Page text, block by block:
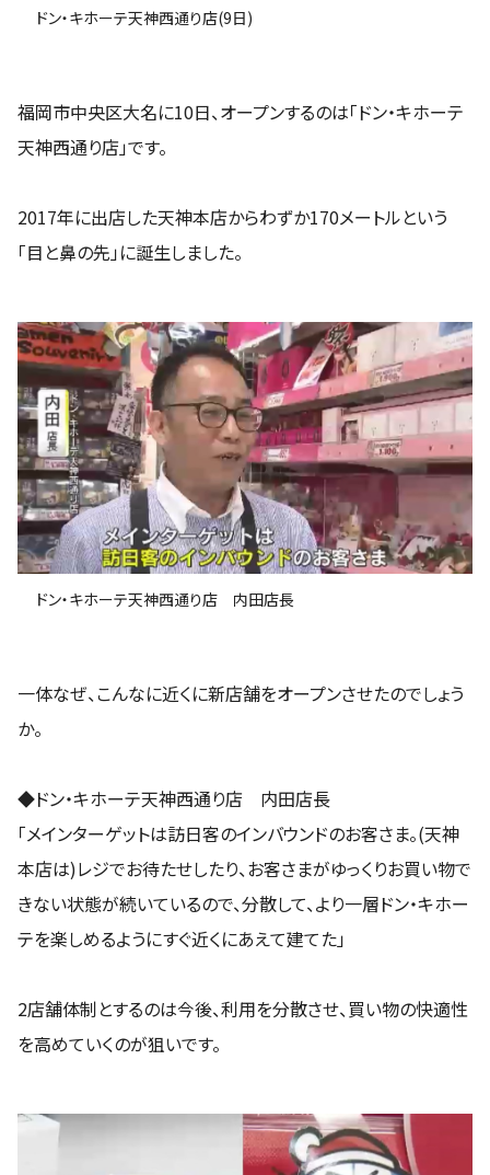
ドン・キホーテ天神西通り店(9日)
福岡市中央区大名に10日、オープンするのは「ドン・キホーテ
天神西通り店」です。
2017年に出店した天神本店からわずか170メートルという
「目と鼻の先」に誕生しました。
ドン・キホーテ天神西通り店 内田店長
一体なぜ、こんなに近くに新店舗をオープンさせたのでしょう
か。
◆ドン・キホーテ天神西通り店 内田店長
「メインターゲットは訪日客のインバウンドのお客さま。(天神
本店は)レジでお待たせしたり、お客さまがゆっくりお買い物で
きない状態が続いているので、分散して、より一層ドン・キホー
テを楽しめるようにすぐ近くにあえて建てた」
2店舗体制とするのは今後、利用を分散させ、買い物の快適性
を高めていくのが狙いです。